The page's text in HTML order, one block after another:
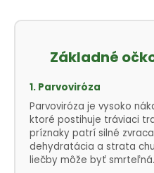
Základné
1. Parvoviróza
Parvoviróza je vysoko
ktoré postihuje tráviaci
príznaky patrí silné
dehydratácia a strata
liečby môže byť smrteľná.